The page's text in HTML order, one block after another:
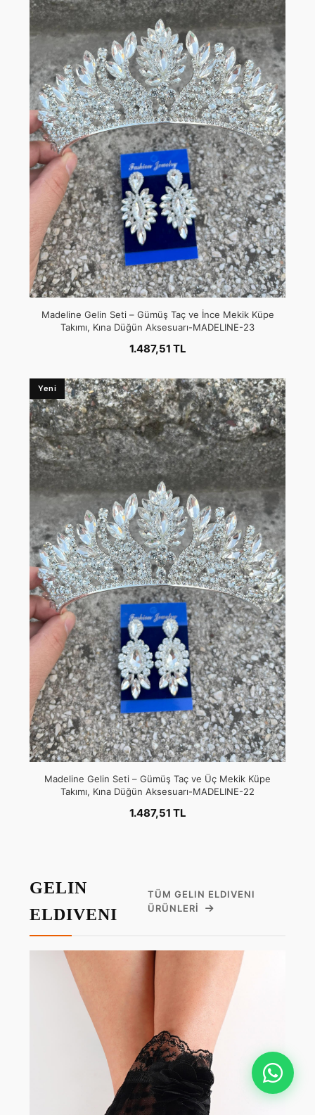
Madeline Gelin Seti – Gümüş Taç ve İnce Mekik Küpe
Takımı, Kına Düğün Aksesuarı-MADELINE-23
1.487,51 TL
Yeni
Madeline Gelin Seti – Gümüş Taç ve Üç Mekik Küpe
Takımı, Kına Düğün Aksesuarı-MADELINE-22
1.487,51 TL
GELIN
ELDIVENI
TÜM GELIN ELDIVENI
ÜRÜNLERI